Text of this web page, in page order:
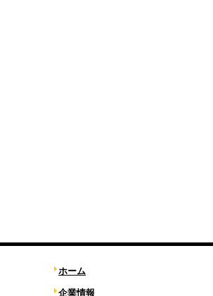
ホーム
企業情報